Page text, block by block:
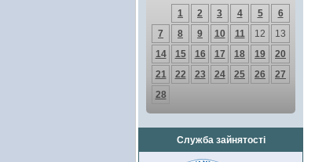
1
2 3 4 5
6
7
8 9 10 11 12
13
14
15 16 17 18 19
20
21
22 23 24 25 26
27
28
Служба зайнятості